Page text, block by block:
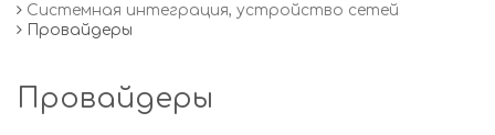
Системная интеграция, устройство сетей
Провайдеры
Провайдеры